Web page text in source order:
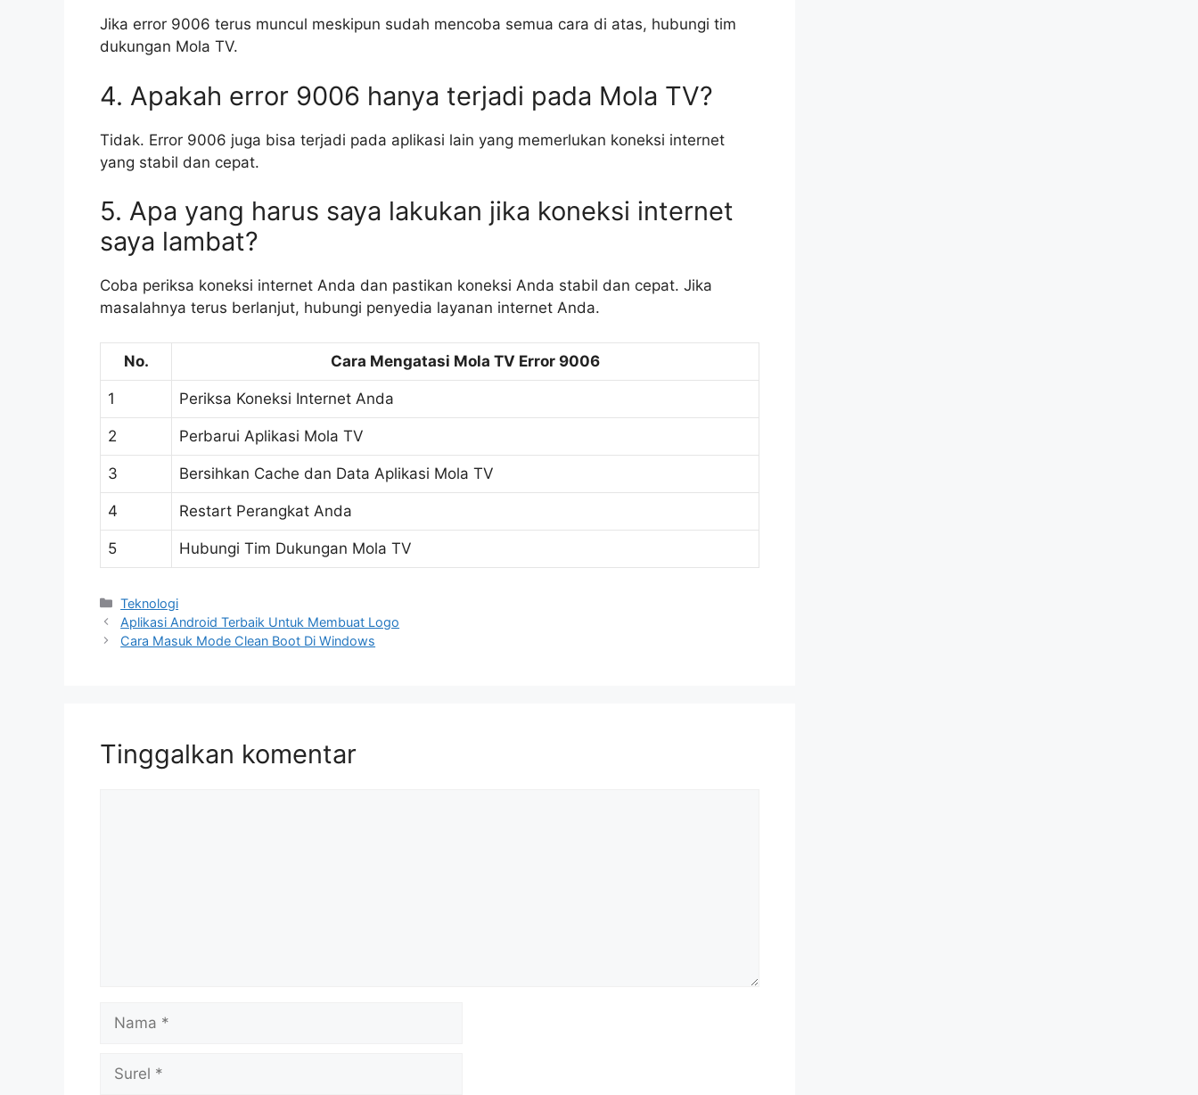
Jika error 9006 terus muncul meskipun sudah mencoba semua cara di atas, hubungi tim
dukungan Mola TV.
4. Apakah error 9006 hanya terjadi pada Mola TV?
Tidak. Error 9006 juga bisa terjadi pada aplikasi lain yang memerlukan koneksi internet
yang stabil dan cepat.
5. Apa yang harus saya lakukan jika koneksi internet
saya lambat?
Coba periksa koneksi internet Anda dan pastikan koneksi Anda stabil dan cepat. Jika
masalahnya terus berlanjut, hubungi penyedia layanan internet Anda.
No. Cara Mengatasi Mola TV Error 9006
1 Periksa Koneksi Internet Anda
2 Perbarui Aplikasi Mola TV
3 Bersihkan Cache dan Data Aplikasi Mola TV
4 Restart Perangkat Anda
5 Hubungi Tim Dukungan Mola TV
Kategori
Teknologi
Aplikasi Android Terbaik Untuk Membuat Logo
Cara Masuk Mode Clean Boot Di Windows
Tinggalkan komentar